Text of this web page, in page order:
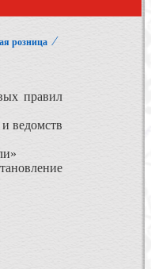
розница ⁄
правил
ведомств